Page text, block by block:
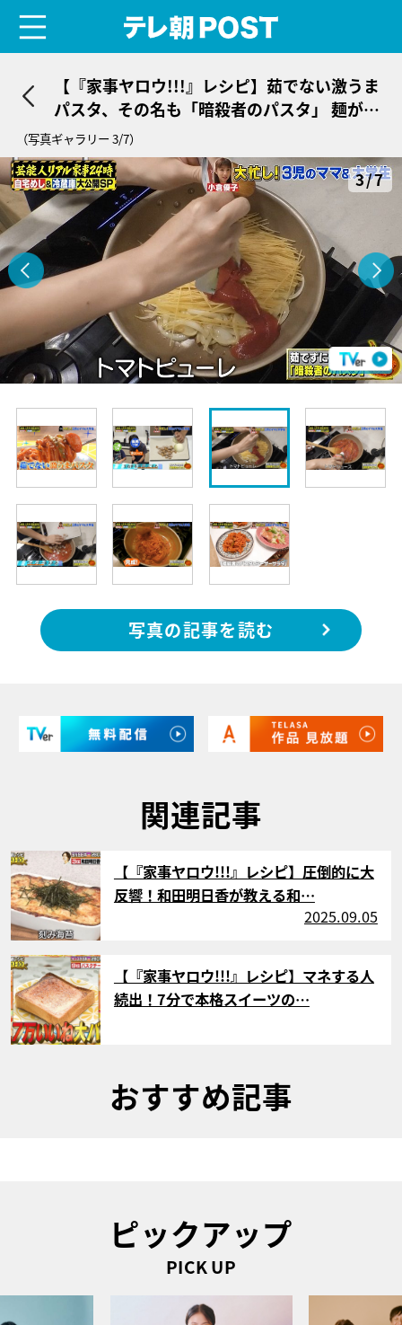
【『家事ヤロウ!!!』レシピ】茹でない激うま
パスタ、その名も「暗殺者のパスタ」 麺が旨
みを直接吸収！
（写真ギャラリー 3/7）
3/7
写真の記事を読む
関連記事
サムネイル
【『家事ヤロウ!!!』レシピ】圧倒的に大
反響！和田明日香が教える和…
2025.09.05
サムネイル
【『家事ヤロウ!!!』レシピ】マネする人
続出！7分で本格スイーツの…
おすすめ記事
ピックアップ
PICK UP